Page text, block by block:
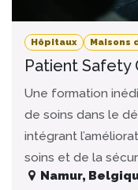
Hôpitaux Maisons
Patient Safety
Une formation
de soins dans le
intégrant
soins et de la
Namur,